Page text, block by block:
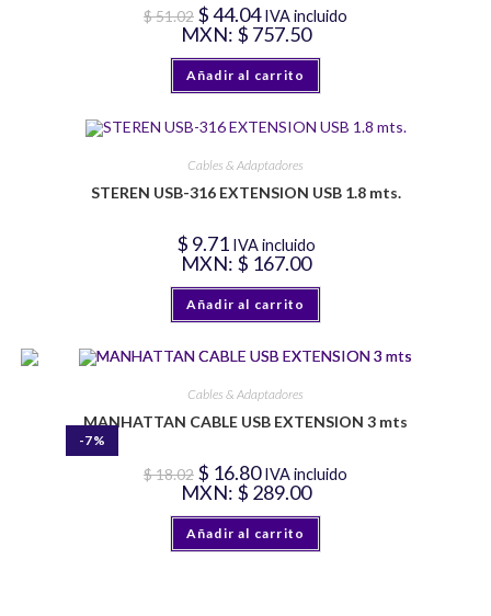
$51.02 El
precio
original
era:
$ 51.02.
$44.04 El
precio
actual
es:
$ 44.04.
IVA incluido
MXN: $ 757.50
Añadir al carrito
Cables & Adaptadores
STEREN USB-316 EXTENSION USB 1.8 mts.
$ 9.71 IVA incluido
MXN: $ 167.00
Añadir al carrito
-7%
Cables & Adaptadores
MANHATTAN CABLE USB EXTENSION 3 mts
$18.02 El
precio
original
era:
$ 18.02.
$ 16.80El
precio
actual
es:
$ 16.80.
IVA incluido
MXN: $ 289.00
Añadir al carrito